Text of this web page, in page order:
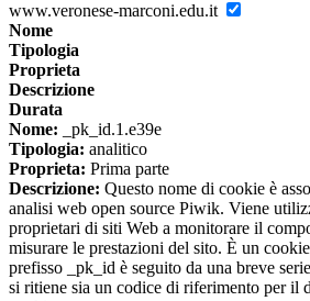
www.veronese-marconi.edu.it
Nome
Tipologia
Proprieta
Descrizione
Durata
Nome: _pk_id.1.e39e
Tipologia: analitico
Proprieta: Prima parte
Descrizione: Questo nome di cookie è
analisi web open source Piwik. Viene
proprietari di siti Web a monitorare il
misurare le prestazioni del sito. È un
prefisso _pk_id è seguito da una breve
si ritiene sia un codice di riferimento per il